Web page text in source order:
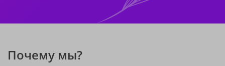
Почему мы?